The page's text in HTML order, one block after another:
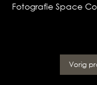
Fotografie Space
Vorig